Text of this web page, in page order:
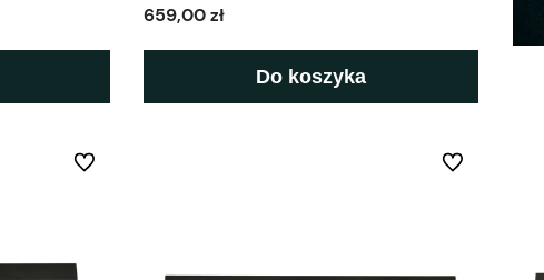
659,00 zł
Do koszyka
Do ulubionych Do ulubionych